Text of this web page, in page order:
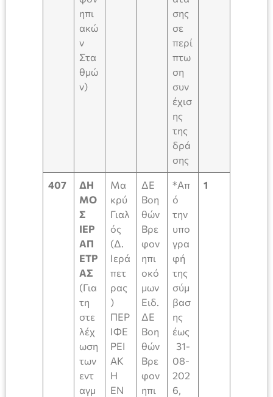
ηπι
ακώ
ν
Στα
θμώ
ν)
σης
σε
περί
πτω
ση
συν
έχισ
ης
της
δρά
σης
407
ΔΗ
ΜΟ
Σ
ΙΕΡ
ΑΠ
ΕΤΡ
ΑΣ
(Για
τη
στε
λέχ
ωση
των
εντ
αγμ
Μα
κρύ
Γιαλ
ός
(Δ.
Ιερά
πετ
ρας
)
ΠΕΡ
ΙΦΕ
ΡΕΙ
ΑΚ
Η
ΕΝ
ΔΕ
Βοη
θών
Βρε
φον
ηπι
οκό
μων
Ειδ.
ΔΕ
Βοη
θών
Βρε
φον
ηπι
*Απ
ό
την
υπο
γρα
φή
της
σύμ
βασ
ης
έως
31-
08-
202
6,
1